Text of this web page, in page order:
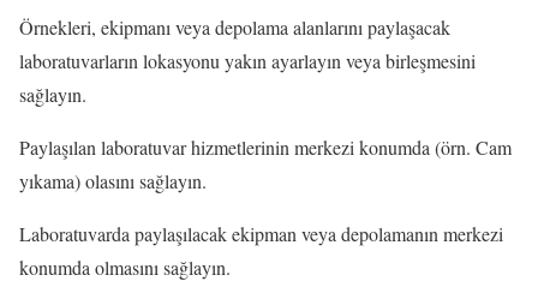
Örnekleri, ekipmanı veya depolama alanlarını paylaşacak
laboratuvarların lokasyonu yakın ayarlayın veya birleşmesini
sağlayın.
Paylaşılan laboratuvar hizmetlerinin merkezi konumda (örn. Cam
yıkama) olasını sağlayın.
Laboratuvarda paylaşılacak ekipman veya depolamanın merkezi
konumda olmasını sağlayın.